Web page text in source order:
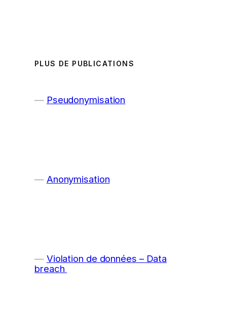
PLUS DE PUBLICATIONS
Pseudonymisation
Anonymisation
Violation de données – Data
breach